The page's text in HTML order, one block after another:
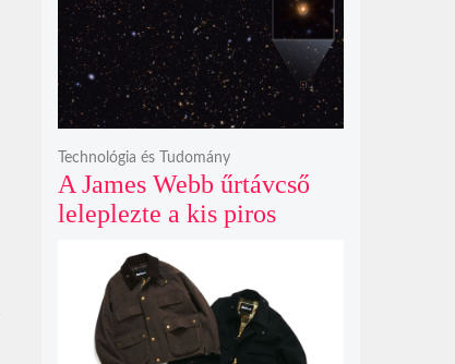
A James Webb űrtávcső
leleplezte a kis piros
valójában fényes
galaxismagok óriási
távolságban
Technológia és Tudomány